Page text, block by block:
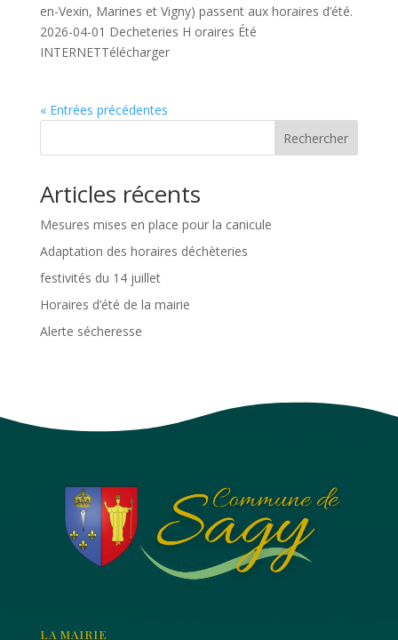
en-Vexin, Marines et Vigny) passent aux horaires d’été.
2026-04-01 Decheteries H oraires Été
INTERNETTélécharger
« Entrées précédentes
Rechercher
Articles récents
Mesures mises en place pour la canicule
Adaptation des horaires déchèteries
festivités du 14 juillet
Horaires d’été de la mairie
Alerte sécheresse
LA MAIRIE